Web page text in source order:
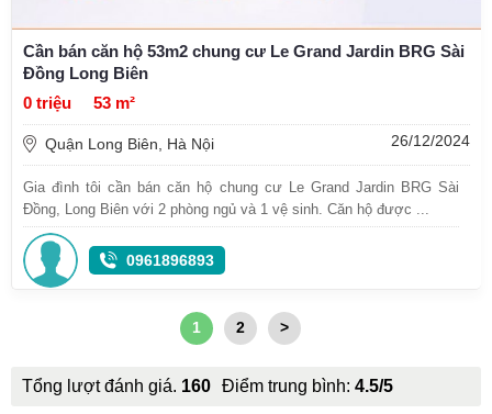
Cần bán căn hộ 53m2 chung cư Le Grand Jardin BRG Sài
Đồng Long Biên
0 triệu
53 m²
Quận Long Biên, Hà Nội 26/12/2024
Gia đình tôi cần bán căn hộ chung cư Le Grand Jardin BRG Sài
Đồng, Long Biên với 2 phòng ngủ và 1 vệ sinh. Căn hộ được ...
0961896893
1 2 >
Tổng lượt đánh giá. 160 Điểm trung bình: 4.5/5